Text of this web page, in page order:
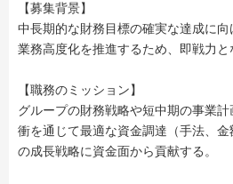
【募集背景】
中長期的な財務目標の確実な達成に
業務高度化を推進するため、即戦力と
【職務のミッション】
グループの財務戦略や短中期の事業
衝を通じて最適な資金調達（手法、
の成長戦略に資金面から貢献する。